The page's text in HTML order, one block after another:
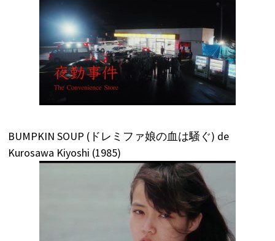
BUMPKIN SOUP (ドレミファ娘の血は騒ぐ) de
Kurosawa Kiyoshi (1985)